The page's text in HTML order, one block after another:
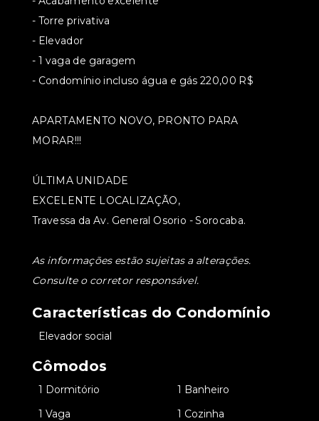
- Torre privativa
- Elevador
- 1 vaga de garagem
- Condomínio incluso água e gás 220,00 R$
APARTAMENTO NOVO, PRONTO PARA
MORAR!!!
ÚLTIMA UNIDADE
EXCELENTE LOCALIZAÇÃO,
Travessa da Av. General Osorio - Sorocaba.
As informações estão sujeitas a alterações.
Consulte o corretor responsável.
Características do Condomínio
Elevador social
Cômodos
1 Dormitório
1 Banheiro
1 Vaga
1 Cozinha